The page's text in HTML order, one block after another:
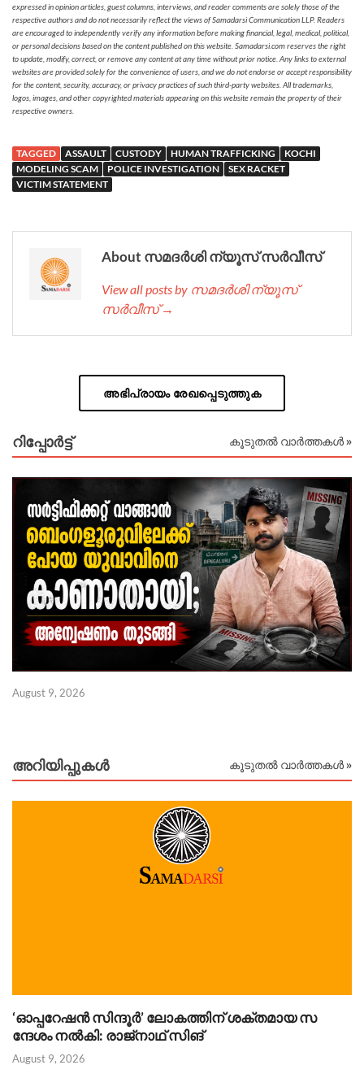
expressed in opinion articles, guest columns, interviews, and reader comments are solely those of the
respective authors and do not necessarily reflect the views of Samadarsi Communication LLP. Readers
are encouraged to independently verify any information before making financial, legal, medical, political,
or personal decisions based on the content published on this website. Samadarsi.com reserves the right
to update, modify, correct, or remove any content at any time without prior notice. Any links to external
websites are provided solely for the convenience of users, and we do not endorse or accept responsibility
for the content, security, accuracy, or privacy practices of such third-party websites. All trademarks,
logos, images, and other copyrighted materials appearing on this website remain the property of their
respective owners.
TAGGED ASSAULT CUSTODY HUMAN TRAFFICKING
KOCHI
MODELING SCAM
POLICE INVESTIGATION
SEX RACKET
VICTIM STATEMENT
About സമദർശി ന്യൂസ് സർവീസ്
View all posts by സമദർശി ന്യൂസ്
സർവീസ് →
അഭിപ്രായം രേഖപ്പെടുത്തുക
റിപ്പോര്‍ട്ട് കൂടുതൽ വാർത്തകൾ »
August 9, 2026
അറിയിപ്പുകള്‍ കൂടുതൽ വാർത്തകൾ »
‘ഓപ്പറേഷൻ സിന്ദൂർ’ ലോകത്തിന് ശക്തമായ സ
ന്ദേശം നൽകി: രാജ്‌നാഥ് സിങ്
August 9, 2026